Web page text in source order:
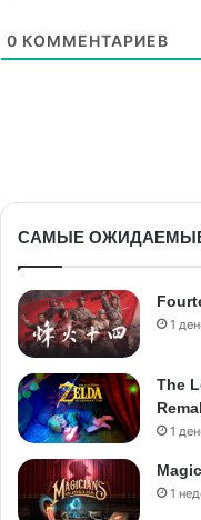
0 КОММЕНТАРИЕВ
САМЫЕ
1
The
1
1